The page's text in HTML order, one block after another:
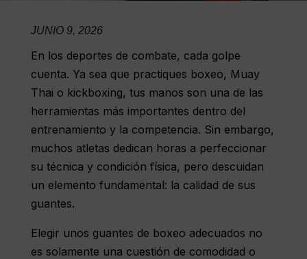
JUNIO 9, 2026
En los deportes de combate, cada golpe
cuenta. Ya sea que practiques boxeo, Muay
Thai o kickboxing, tus manos son una de las
herramientas más importantes dentro del
entrenamiento y la competencia. Sin embargo,
muchos atletas dedican horas a perfeccionar
su técnica y condición física, pero descuidan
un elemento fundamental: la calidad de sus
guantes.
Elegir unos guantes de boxeo adecuados no
es solamente una cuestión de comodidad o